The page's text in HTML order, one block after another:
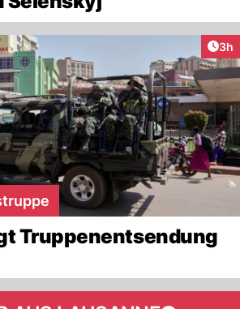
3h
Truppenentsendung